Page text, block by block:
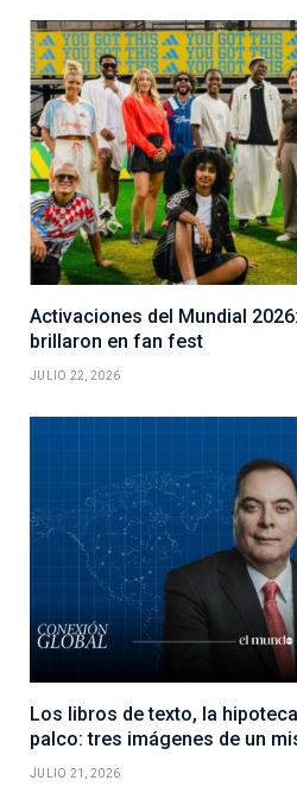
Activaciones del Mundial
brillaron en fan fest
JULIO 22, 2026
Los libros de texto, la
palco: tres imágenes de un
JULIO 21, 2026